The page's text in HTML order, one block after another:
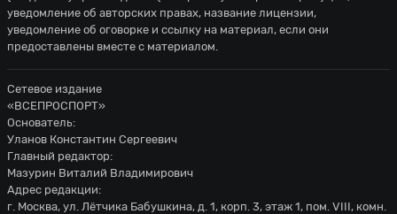
уведомление об авторских правах, название лицензии,
уведомление об оговорке и ссылку на материал, если они
предоставлены вместе с материалом.
Сетевое издание
«ВСЕПРОСПОРТ»
Основатель:
Уланов Константин Сергеевич
Главный редактор:
Мазурин Виталий Владимирович
Адрес редакции:
г. Москва, ул. Лётчика Бабушкина, д. 1, корп. 3, этаж 1, пом. VIII, комн.